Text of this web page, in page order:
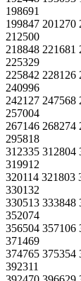
198691
199847 201270
212500
218848 221681
225329
225842 228126
240996
242127 247568
257004
267146 268274
295818
312335 312804
319912
320114 321803
330132
330513 333848
352074
356504 357106
371469
374765 375354
392311